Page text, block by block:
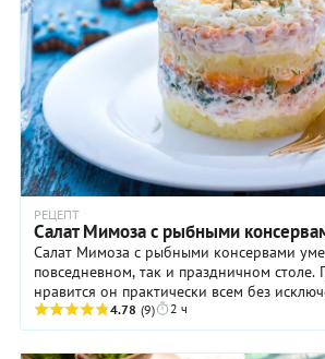
РЕЦЕПТ
Салат Мимоза с рыбными
Салат Мимоза с рыбными консервами
повседневном, так и праздничном столе.
нравится он практически всем без
непременно позаботьтесь, чтобы рыбка
4.78 (9) 2 ч